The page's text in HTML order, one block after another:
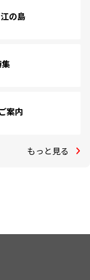
の島
案内
もっと見る